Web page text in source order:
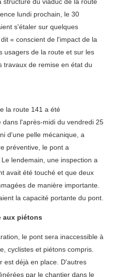
lundi prochain, le 30
s'étaler sur quelques
« conscient de l'impact de la
usagers de la route et sur les
travaux de remise en état du
la route 141 a été
l'après-midi du vendredi 25
d'une pelle mécanique, a
préventive, le pont a
lendemain, une inspection a
avait été touché et que deux
de manière importante.
la capacité portante du pont.
aux piétons
le pont sera inaccessible à
cyclistes et piétons compris.
est déjà en place. D'autres
par le chantier dans le